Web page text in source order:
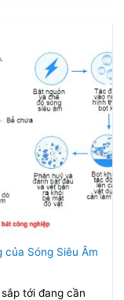
của Sóng Siêu Âm
tới đang cần